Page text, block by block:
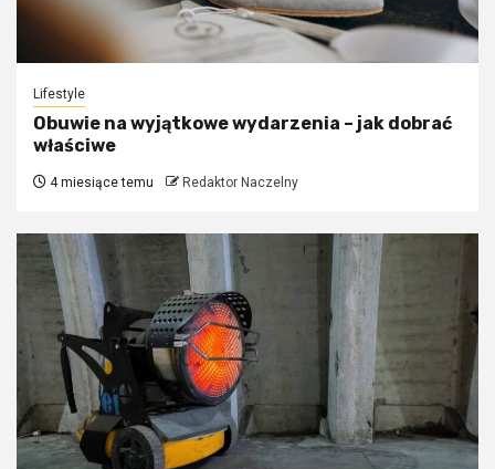
Lifestyle
Obuwie na wyjątkowe wydarzenia – jak dobrać
właściwe
4 miesiące temu Redaktor Naczelny